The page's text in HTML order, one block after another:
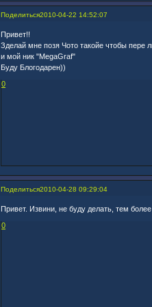
Поделиться2010-04-22 14:52:07
Привет!!
Зделай мне позя Чото такойе чтобы пере
и мой ник "MegaGraf"
Буду Блогодарен))
0
Поделиться2010-04-28 09:29:04
Привет. Извини, не буду делать, тем
0